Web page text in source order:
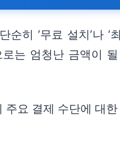
히 ‘무료 설치’나 ‘
는 엄청난 금액이
요 결제 수단에 대